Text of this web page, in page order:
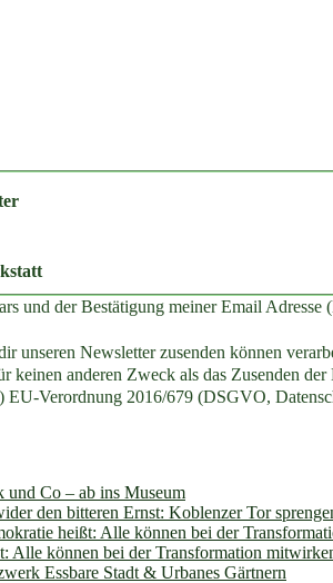
und der Bestätigung meiner Email
unseren Newsletter zusenden können
keinen anderen Zweck als das Zusenden
Verordnung 2016/679 (DSGVO,
und Co – ab ins Museum
den bitteren Ernst: Koblenzer Tor
heißt: Alle können bei der
Alle können bei der Transformation
Essbare Stadt & Urbanes Gärtnern